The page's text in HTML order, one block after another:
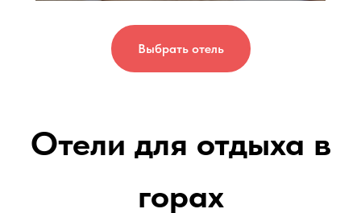
Выбрать отель
Посмотреть отель